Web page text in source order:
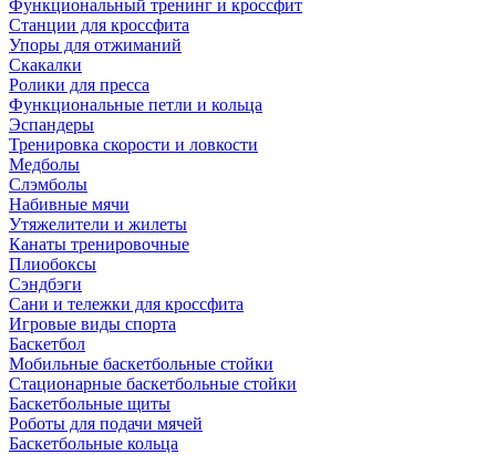
Функциональный тренинг и кроссфит
Станции для кроссфита
Упоры для отжиманий
Скакалки
Ролики для пресса
Функциональные петли и кольца
Эспандеры
Тренировка скорости и ловкости
Медболы
Слэмболы
Набивные мячи
Утяжелители и жилеты
Канаты тренировочные
Плиобоксы
Сэндбэги
Сани и тележки для кроссфита
Игровые виды спорта
Баскетбол
Мобильные баскетбольные стойки
Стационарные баскетбольные стойки
Баскетбольные щиты
Роботы для подачи мячей
Баскетбольные кольца